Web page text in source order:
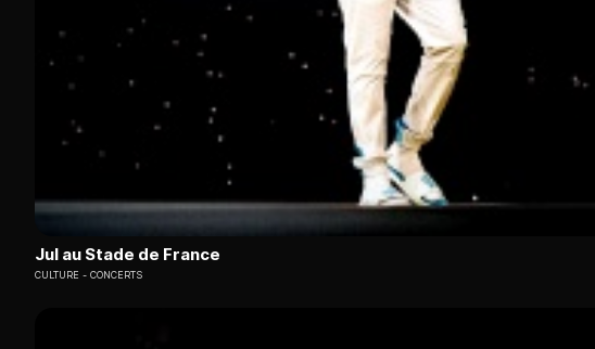
Jul au Stade de France
CULTURE CONCERTS